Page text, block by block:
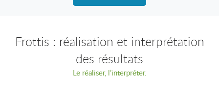
Frottis : réalisation et interprétation
des résultats
Le réaliser, l’interpréter.